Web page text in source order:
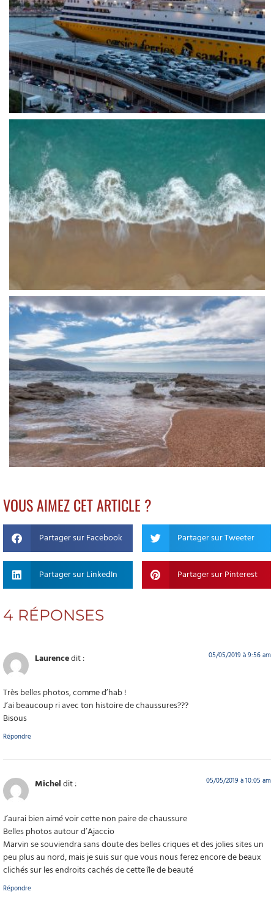
VOUS AIMEZ CET ARTICLE ?
Partager sur Facebook Partager sur Tweeter
Partager sur LinkedIn Partager sur Pinterest
4 RÉPONSES
Laurencedit : 05/05/2019 à 9:56 am
Très belles photos, comme d’hab !
J’ai beaucoup ri avec ton histoire de chaussures???
Bisous
Répondre
Micheldit : 05/05/2019 à 10:05 am
J’aurai bien aimé voir cette non paire de chaussure
Belles photos autour d’Ajaccio
Marvin se souviendra sans doute des belles criques et des jolies sites un
peu plus au nord, mais je suis sur que vous nous ferez encore de beaux
clichés sur les endroits cachés de cette île de beauté
Répondre